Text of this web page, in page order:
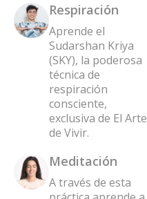
Respiración
Aprende el
Sudarshan Kriya
(SKY), la poderosa
técnica de
respiración
consciente,
exclusiva de El Arte
de Vivir.
Meditación
A través de esta